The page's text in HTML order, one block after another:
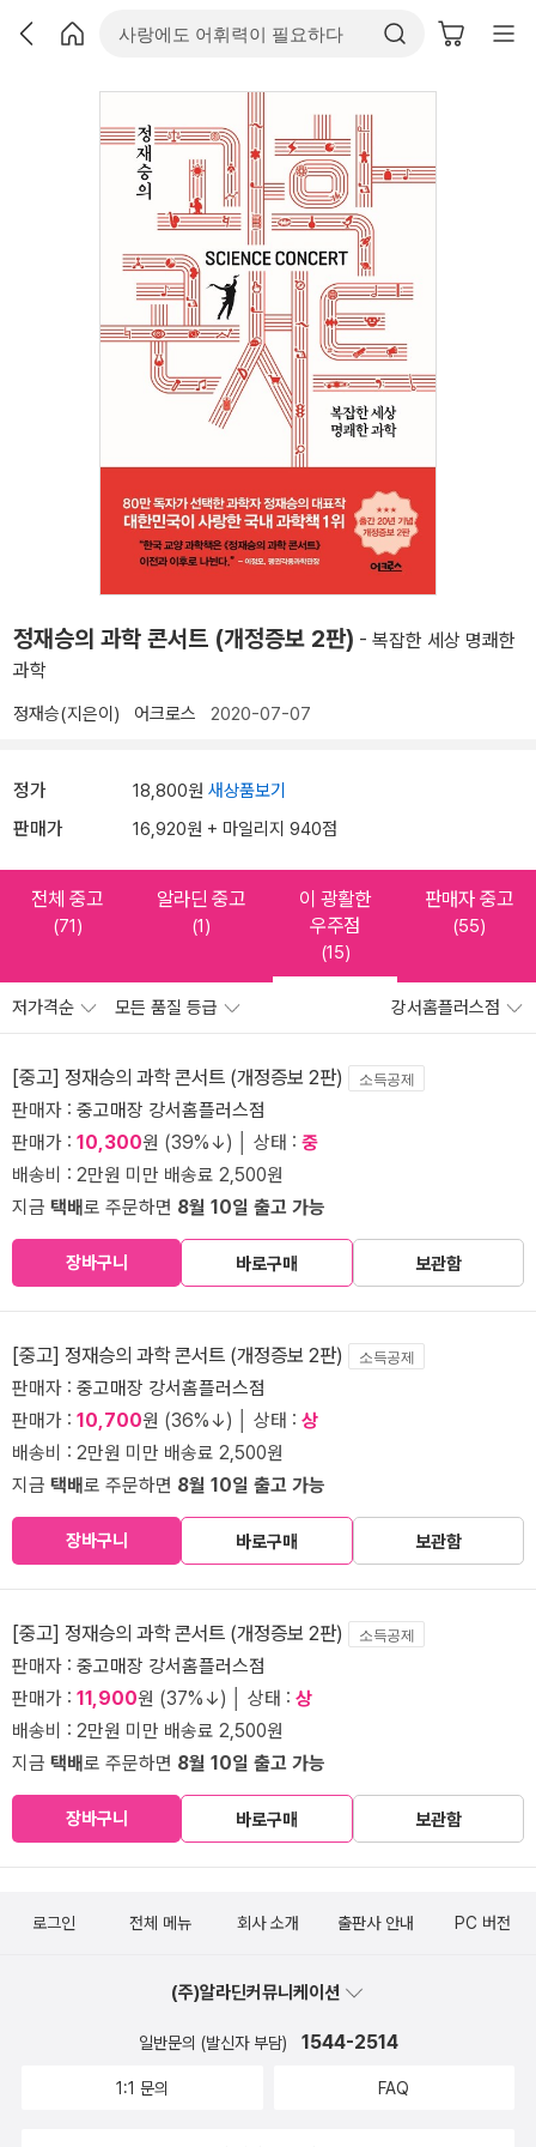
정재승의 과학 콘서트 (개정증보 2판) - 복잡한 세상 명쾌한
과학
정재승(지은이) 어크로스 2020-07-07
정가 18,800원 새상품보기
판매가 16,920원 + 마일리지 940점
전체 중고
(71)
알라딘 중고
(1)
이 광활한
우주점
(15)
판매자 중고
(55)
저가격순 모든 품질 등급 강서홈플러스점
[중고] 정재승의 과학 콘서트 (개정증보 2판) 소득공제
판매자 : 중고매장 강서홈플러스점
판매가 : 10,300원 (39%↓) │ 상태 : 중
배송비 : 2만원 미만 배송료 2,500원
지금 택배로 주문하면 8월 10일 출고 가능
장바구니 바로구매 보관함
[중고] 정재승의 과학 콘서트 (개정증보 2판) 소득공제
판매자 : 중고매장 강서홈플러스점
판매가 : 10,700원 (36%↓) │ 상태 : 상
배송비 : 2만원 미만 배송료 2,500원
지금 택배로 주문하면 8월 10일 출고 가능
장바구니 바로구매 보관함
[중고] 정재승의 과학 콘서트 (개정증보 2판) 소득공제
판매자 : 중고매장 강서홈플러스점
판매가 : 11,900원 (37%↓) │ 상태 : 상
배송비 : 2만원 미만 배송료 2,500원
지금 택배로 주문하면 8월 10일 출고 가능
장바구니 바로구매 보관함
로그인 전체 메뉴 회사 소개 출판사 안내 PC 버전
(주)알라딘커뮤니케이션
일반문의 (발신자 부담) 1544-2514
1:1 문의 FAQ